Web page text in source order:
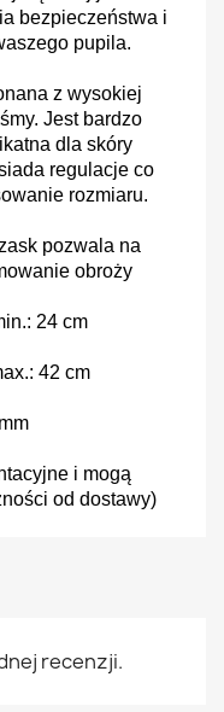
bezpieczeństwa i
pupila.
z wysokiej
Jest bardzo
dla skóry
regulacje co
rozmiaru.
pozwala na
obroży
24 cm
42 cm
i mogą
od dostawy)
recenzji.